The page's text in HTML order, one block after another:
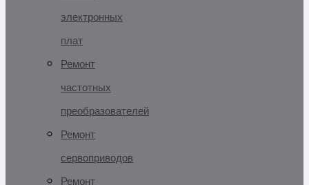
электронных
плат
Ремонт
частотных
преобразователей
Ремонт
сервоприводов
Ремонт